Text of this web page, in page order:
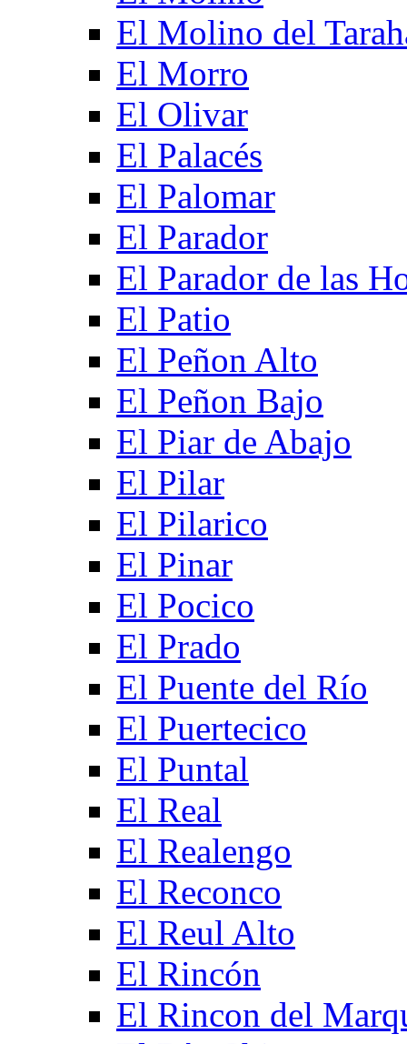
El Molino del
El Morro
El Olivar
El Palacés
El Palomar
El Parador
El Parador de las
El Patio
El Peñon Alto
El Peñon Bajo
El Piar de Abajo
El Pilar
El Pilarico
El Pinar
El Pocico
El Prado
El Puente del Río
El Puertecico
El Puntal
El Real
El Realengo
El Reconco
El Reul Alto
El Rincón
El Rincon del